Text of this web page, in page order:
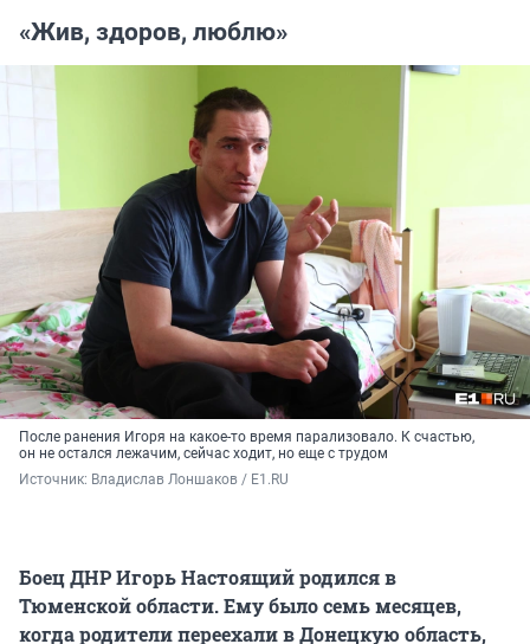
«Жив, здоров, люблю»
После ранения Игоря на какое-то время парализовало. К счастью,
он не остался лежачим, сейчас ходит, но еще с трудом
Источник: Владислав Лоншаков / E1.RU
Боец ДНР Игорь Настоящий родился в
Тюменской области. Ему было семь месяцев,
когда родители переехали в Донецкую область,